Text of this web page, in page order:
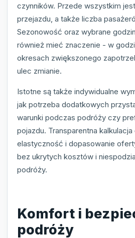
czynników. Przede wszystkim
przejazdu, a także liczba
Sezonowość oraz wybrane
również mieć znaczenie - w
okresach zwiększonego
ulec zmianie.
Istotne są także indywidualne
jak potrzeba dodatkowych
warunki podczas podróży czy
pojazdu. Transparentna
elastyczność i dopasowanie
bez ukrytych kosztów i
podróży.
Komfort i
podróży